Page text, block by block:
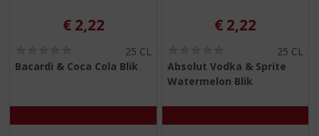
n
a
a
€ 2,22
,
5
25 CL
Bacardi & Coca Cola Blik
€ 2,22
,
0
5
25 CL
Absolut Vodka & Sprite
Watermelon Blik